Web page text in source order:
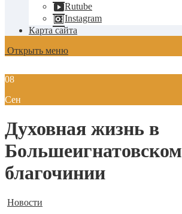
Rutube
Instagram
Карта сайта
Открыть меню
08
Сен
Духовная жизнь в
Большеигнатовском
благочинии
Новости